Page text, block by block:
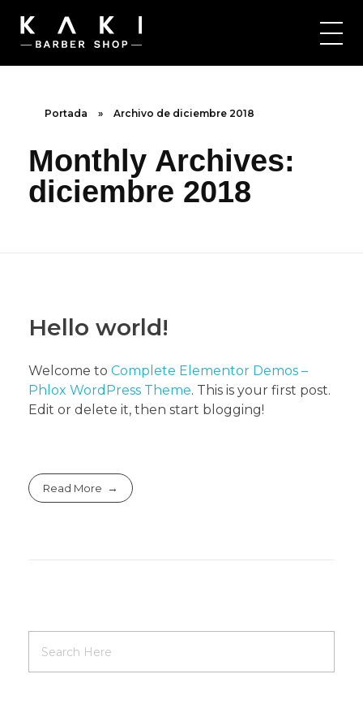
Portada » Archivo de diciembre 2018
Monthly Archives:
diciembre 2018
Hello world!
Welcome to Complete Elementor Demos –
Phlox WordPress Theme. This is your first post.
Edit or delete it, then start blogging!
Read More